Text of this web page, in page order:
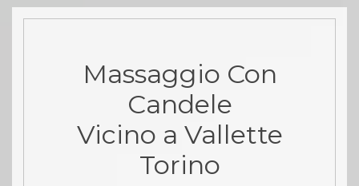
Massaggio Con
Candele
Vicino a Vallette
Torino